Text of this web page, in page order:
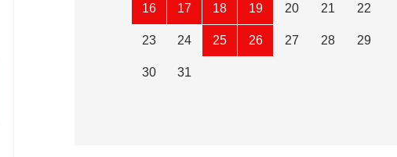
16 17 18 19 20 21 22
23 24 25 26 27 28 29
30 31